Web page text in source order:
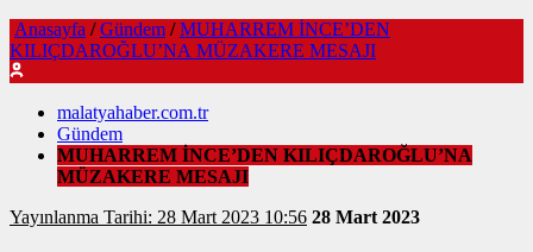
Anasayfa / Gündem / MUHARREM İNCE’DEN
KILIÇDAROĞLU’NA MÜZAKERE MESAJI
malatyahaber.com.tr
Gündem
MUHARREM İNCE’DEN KILIÇDAROĞLU’NA
MÜZAKERE MESAJI
Yayınlanma Tarihi: 28 Mart 2023 10:56 28 Mart 2023